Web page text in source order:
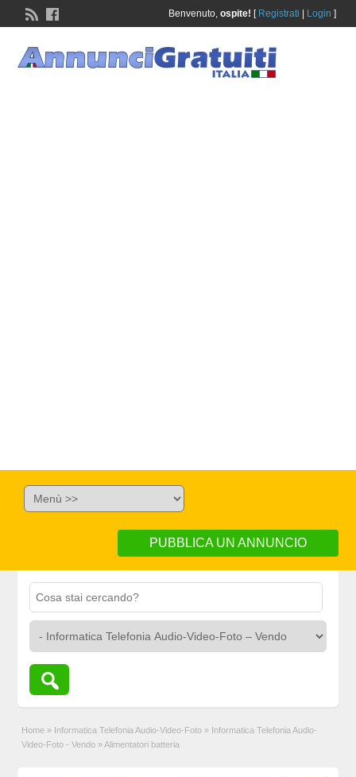
Benvenuto, ospite! [ Registrati Login ]
PUBBLICA UN ANNUNCIO
Home » Informatica Telefonia Audio-Video-Foto » Informatica Telefonia Audio-
Video-Foto - Vendo » Alimentatori batteria